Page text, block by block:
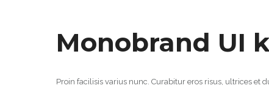
Monobrand UI
Proin facilisis varius nunc. Curabitur eros risus, ultrices